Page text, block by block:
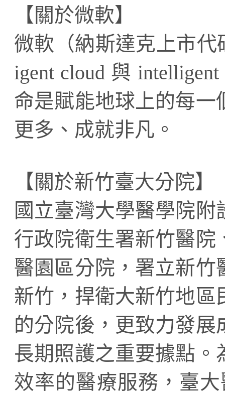
【關於微軟】
微軟（納斯達克上市代
igent cloud 與
命是賦能地球上的每
更多、成就非凡。
【關於新竹臺大分院】
國立臺灣大學醫學院
行政院衛生署新竹醫
醫園區分院，署立新
新竹，捍衛大新竹地
的分院後，更致力發
長期照護之重要據點
效率的醫療服務，臺